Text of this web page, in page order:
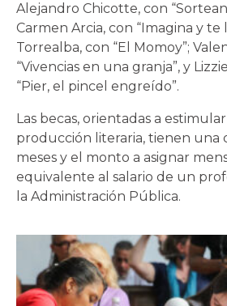
Alejandro Chicotte, con
Carmen Arcia, con “Imagina y
Torrealba, con “El Momoy”;
“Vivencias en una granja”, y
“Pier, el pincel engreído”.
Las becas, orientadas a
producción literaria, tienen una
meses y el monto a asignar
equivalente al salario de un
la Administración Pública.